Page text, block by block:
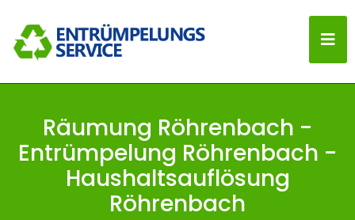
Räumung Röhrenbach -
Entrümpelung Röhrenbach -
Haushaltsauflösung
Röhrenbach